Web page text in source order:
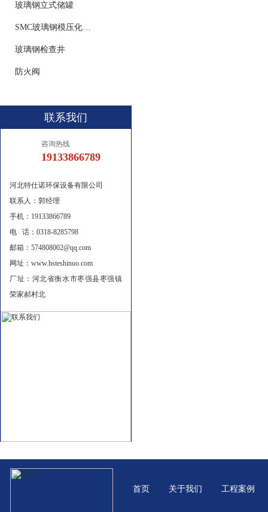
玻璃钢立式储罐
SMC玻璃钢模压化粪池
玻璃钢检查井
防火阀
联系我们
咨询热线
19133866789
河北特仕诺环保设备有限公司
联系人：郭经理
手机：19133866789
电 话：0318-8285798
邮箱：574808002@qq.com
网址：www.hsteshinuo.com
厂址：河北省衡水市枣强县枣强镇
荣家郝村北
首页 关于我们 工程案例